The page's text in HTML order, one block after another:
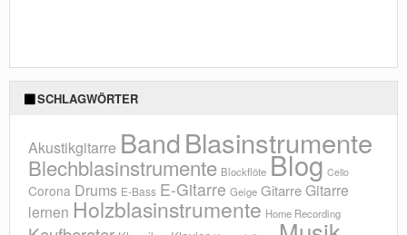
SCHLAGWÖRTER
Akustikgitarre BandBlasinstrumente
Blechblasinstrumente Blockflöte Blog Cello
Corona Drums E-Bass E-Gitarre Geige GitarreGitarre
lernen Holzblasinstrumente Home Recording